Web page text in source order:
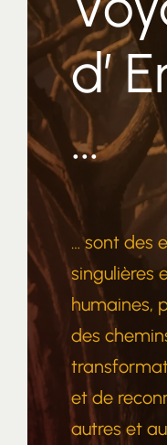
d’
…
… sont des
singulières
humaines,
des
et de
autres et